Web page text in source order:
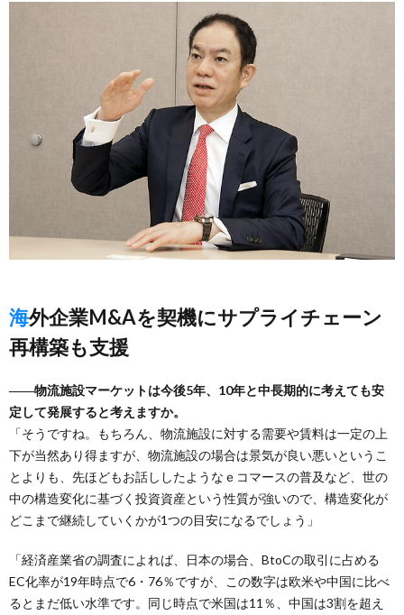
海外企業M&Aを契機にサプライチェーン
再構築も支援
――物流施設マーケットは今後5年、10年と中長期的に考えても安
定して発展すると考えますか。
「そうですね。もちろん、物流施設に対する需要や賃料は一定の上
下が当然あり得ますが、物流施設の場合は景気が良い悪いというこ
とよりも、先ほどもお話ししたようなｅコマースの普及など、世の
中の構造変化に基づく投資資産という性質が強いので、構造変化が
どこまで継続していくかが1つの目安になるでしょう」
「経済産業省の調査によれば、日本の場合、BtoCの取引に占める
EC化率が19年時点で6・76％ですが、この数字は欧米や中国に比べ
るとまだ低い水準です。同じ時点で米国は11％、中国は3割を超え